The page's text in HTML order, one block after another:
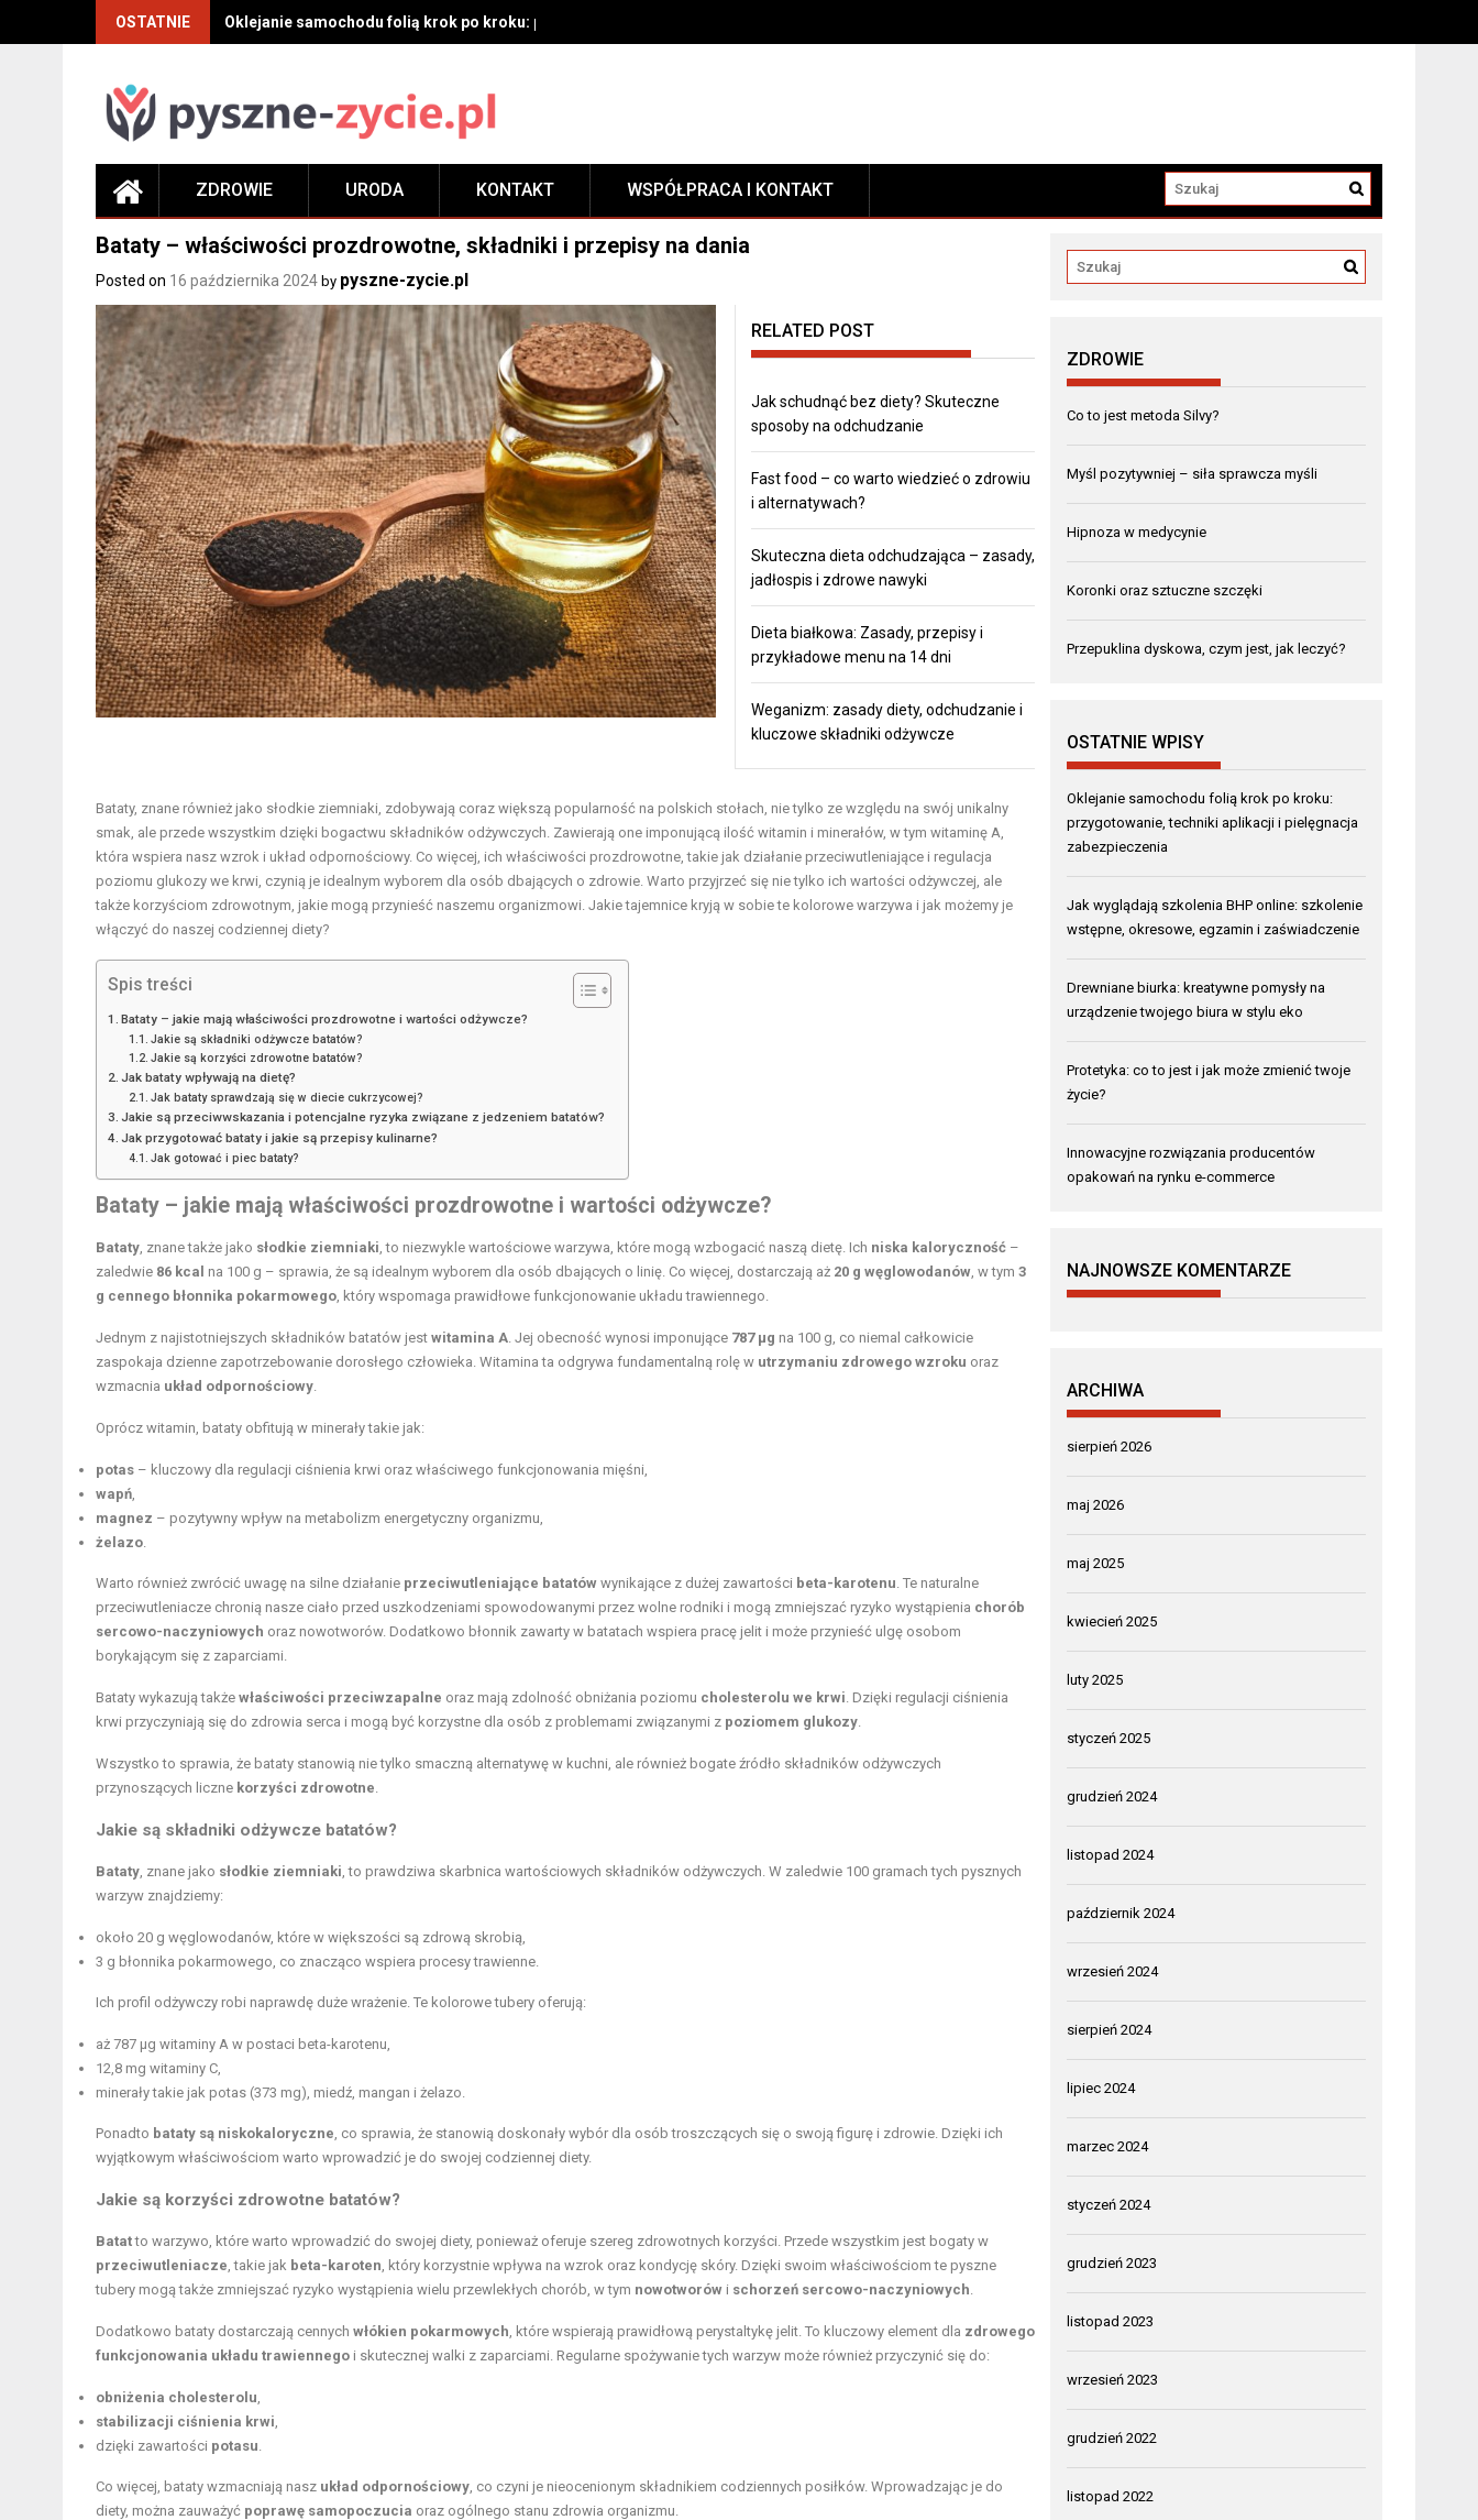
OSTATNIE Oklejanie samochodu folią krok po kroku: przygotowanie, techniki aplikacji i pielęgnacja zabezpieczenia
ZDROWIE URODA KONTAKT WSPÓŁPRACA I KONTAKT
Bataty – właściwości prozdrowotne, składniki i przepisy na dania
Posted on 16 października 2024 by pyszne-zycie.pl
RELATED POST
Jak schudnąć bez diety? Skuteczne
sposoby na odchudzanie
Fast food – co warto wiedzieć o zdrowiu
i alternatywach?
Skuteczna dieta odchudzająca – zasady,
jadłospis i zdrowe nawyki
Dieta białkowa: Zasady, przepisy i
przykładowe menu na 14 dni
Weganizm: zasady diety, odchudzanie i
kluczowe składniki odżywcze
Bataty, znane również jako słodkie ziemniaki, zdobywają coraz większą popularność na polskich stołach, nie tylko ze względu na swój unikalny
smak, ale przede wszystkim dzięki bogactwu składników odżywczych. Zawierają one imponującą ilość witamin i minerałów, w tym witaminę A,
która wspiera nasz wzrok i układ odpornościowy. Co więcej, ich właściwości prozdrowotne, takie jak działanie przeciwutleniające i regulacja
poziomu glukozy we krwi, czynią je idealnym wyborem dla osób dbających o zdrowie. Warto przyjrzeć się nie tylko ich wartości odżywczej, ale
także korzyściom zdrowotnym, jakie mogą przynieść naszemu organizmowi. Jakie tajemnice kryją w sobie te kolorowe warzywa i jak możemy je
włączyć do naszej codziennej diety?
Spis treści
Bataty – jakie mają właściwości prozdrowotne i wartości odżywcze?
Jakie są składniki odżywcze batatów?
Jakie są korzyści zdrowotne batatów?
Jak bataty wpływają na dietę?
Jak bataty sprawdzają się w diecie cukrzycowej?
Jakie są przeciwwskazania i potencjalne ryzyka związane z jedzeniem batatów?
Jak przygotować bataty i jakie są przepisy kulinarne?
Jak gotować i piec bataty?
Bataty – jakie mają właściwości prozdrowotne i wartości odżywcze?
Bataty , znane także jako słodkie ziemniaki , to niezwykle wartościowe warzywa, które mogą wzbogacić naszą dietę. Ich niska kaloryczność –
zaledwie 86 kcal na 100 g – sprawia, że są idealnym wyborem dla osób dbających o linię. Co więcej, dostarczają aż 20 g węglowodanów , w tym 3
g cennego błonnika pokarmowego , który wspomaga prawidłowe funkcjonowanie układu trawiennego.
Jednym z najistotniejszych składników batatów jest witamina A . Jej obecność wynosi imponujące 787 µg na 100 g, co niemal całkowicie
zaspokaja dzienne zapotrzebowanie dorosłego człowieka. Witamina ta odgrywa fundamentalną rolę w utrzymaniu zdrowego wzroku oraz
wzmacnia układ odpornościowy
Oprócz witamin, bataty obfitują w minerały takie jak:
potas – kluczowy dla regulacji ciśnienia krwi oraz właściwego funkcjonowania mięśni,
wapń
magnez – pozytywny wpływ na metabolizm energetyczny organizmu,
żelazo
Warto również zwrócić uwagę na silne działanie przeciwutleniające batatów wynikające z dużej zawartości beta-karotenu . Te naturalne
przeciwutleniacze chronią nasze ciało przed uszkodzeniami spowodowanymi przez wolne rodniki i mogą zmniejszać ryzyko wystąpienia chorób
sercowo-naczyniowych oraz nowotworów. Dodatkowo błonnik zawarty w batatach wspiera pracę jelit i może przynieść ulgę osobom
borykającym się z zaparciami.
Bataty wykazują także właściwości przeciwzapalne oraz mają zdolność obniżania poziomu cholesterolu we krwi . Dzięki regulacji ciśnienia
krwi przyczyniają się do zdrowia serca i mogą być korzystne dla osób z problemami związanymi z poziomem glukozy
Wszystko to sprawia, że bataty stanowią nie tylko smaczną alternatywę w kuchni, ale również bogate źródło składników odżywczych
przynoszących liczne korzyści zdrowotne
Jakie są składniki odżywcze batatów?
Bataty , znane jako słodkie ziemniaki , to prawdziwa skarbnica wartościowych składników odżywczych. W zaledwie 100 gramach tych pysznych
warzyw znajdziemy:
około 20 g węglowodanów, które w większości są zdrową skrobią,
3 g błonnika pokarmowego, co znacząco wspiera procesy trawienne.
Ich profil odżywczy robi naprawdę duże wrażenie. Te kolorowe tubery oferują:
aż 787 µg witaminy A w postaci beta-karotenu,
12,8 mg witaminy C,
minerały takie jak potas (373 mg), miedź, mangan i żelazo.
Ponadto bataty są niskokaloryczne , co sprawia, że stanowią doskonały wybór dla osób troszczących się o swoją figurę i zdrowie. Dzięki ich
wyjątkowym właściwościom warto wprowadzić je do swojej codziennej diety.
Jakie są korzyści zdrowotne batatów?
Batatto warzywo, które warto wprowadzić do swojej diety, ponieważ oferuje szereg zdrowotnych korzyści. Przede wszystkim jest bogaty w
przeciwutleniacze , takie jak beta-karoten , który korzystnie wpływa na wzrok oraz kondycję skóry. Dzięki swoim właściwościom te pyszne
tubery mogą także zmniejszać ryzyko wystąpienia wielu przewlekłych chorób, w tym nowotworów i schorzeń sercowo-naczyniowych
Dodatkowo bataty dostarczają cennych włókien pokarmowych , które wspierają prawidłową perystaltykę jelit. To kluczowy element dla zdrowego
funkcjonowania układu trawiennego i skutecznej walki z zaparciami. Regularne spożywanie tych warzyw może również przyczynić się do:
obniżenia cholesterolu
stabilizacji ciśnienia krwi
dzięki zawartości potasu
Co więcej, bataty wzmacniają nasz układ odpornościowy , co czyni je nieocenionym składnikiem codziennych posiłków. Wprowadzając je do
diety, można zauważyć poprawę samopoczucia oraz ogólnego stanu zdrowia organizmu.
ZDROWIE
Co to jest metoda Silvy?
Myśl pozytywniej – siła sprawcza myśli
Hipnoza w medycynie
Koronki oraz sztuczne szczęki
Przepuklina dyskowa, czym jest, jak leczyć?
OSTATNIE WPISY
Oklejanie samochodu folią krok po kroku:
przygotowanie, techniki aplikacji i pielęgnacja
zabezpieczenia
Jak wyglądają szkolenia BHP online: szkolenie
wstępne, okresowe, egzamin i zaświadczenie
Drewniane biurka: kreatywne pomysły na
urządzenie twojego biura w stylu eko
Protetyka: co to jest i jak może zmienić twoje
życie?
Innowacyjne rozwiązania producentów
opakowań na rynku e-commerce
NAJNOWSZE KOMENTARZE
ARCHIWA
sierpień 2026
maj 2026
maj 2025
kwiecień 2025
luty 2025
styczeń 2025
grudzień 2024
listopad 2024
październik 2024
wrzesień 2024
sierpień 2024
lipiec 2024
marzec 2024
styczeń 2024
grudzień 2023
listopad 2023
wrzesień 2023
grudzień 2022
listopad 2022